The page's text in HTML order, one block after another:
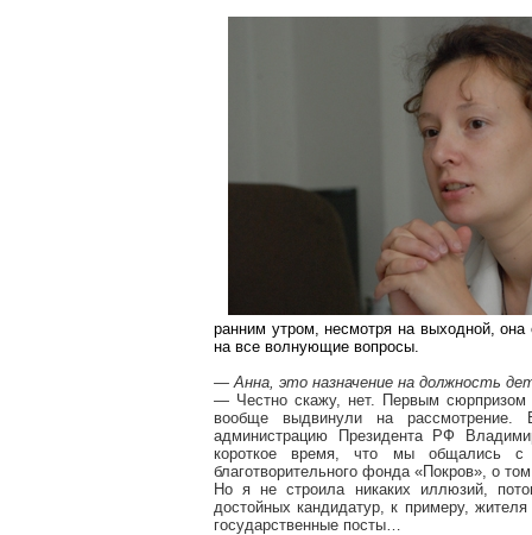
ранним утром, несмотря на выходной,
на все волнующие вопросы.
— Анна, это назначение на должность
— Честно скажу, нет. Первым сюрпризом
вообще выдвинули на рассмотрение.
администрацию Президента РФ
короткое время, что мы общались с
благотворительного фонда «Покров», о
Но я не строила никаких иллюзий,
достойных кандидатур, к примеру,
государственные посты…